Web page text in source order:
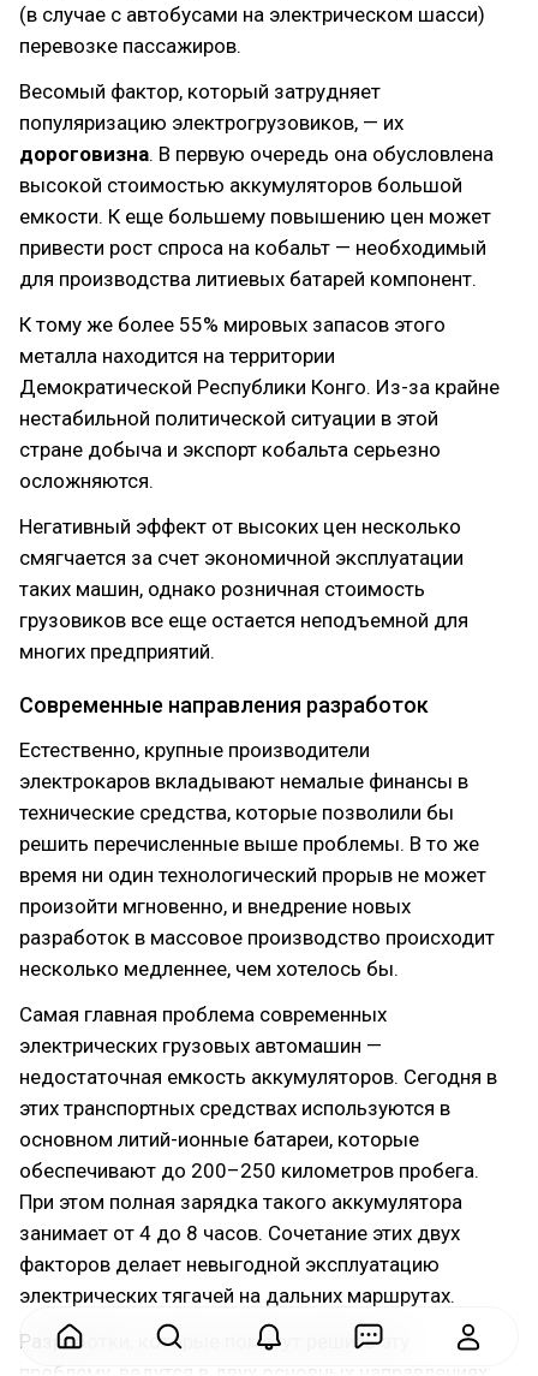
(в случае с автобусами на электрическом шасси)
перевозке пассажиров.
Весомый фактор, который затрудняет
популяризацию электрогрузовиков, — их
дороговизна. В первую очередь она обусловлена
высокой стоимостью аккумуляторов большой
емкости. К еще большему повышению цен может
привести рост спроса на кобальт — необходимый
для производства литиевых батарей компонент.
К тому же более 55% мировых запасов этого
металла находится на территории
Демократической Республики Конго. Из-за крайне
нестабильной политической ситуации в этой
стране добыча и экспорт кобальта серьезно
осложняются.
Негативный эффект от высоких цен несколько
смягчается за счет экономичной эксплуатации
таких машин, однако розничная стоимость
грузовиков все еще остается неподъемной для
многих предприятий.
Современные направления разработок
Естественно, крупные производители
электрокаров вкладывают немалые финансы в
технические средства, которые позволили бы
решить перечисленные выше проблемы. В то же
время ни один технологический прорыв не может
произойти мгновенно, и внедрение новых
разработок в массовое производство происходит
несколько медленнее, чем хотелось бы.
Самая главная проблема современных
электрических грузовых автомашин —
недостаточная емкость аккумуляторов. Сегодня в
этих транспортных средствах используются в
основном литий-ионные батареи, которые
обеспечивают до 200–250 километров пробега.
При этом полная зарядка такого аккумулятора
занимает от 4 до 8 часов. Сочетание этих двух
факторов делает невыгодной эксплуатацию
электрических тягачей на дальних маршрутах.
Разработки, которые помогут решить эту